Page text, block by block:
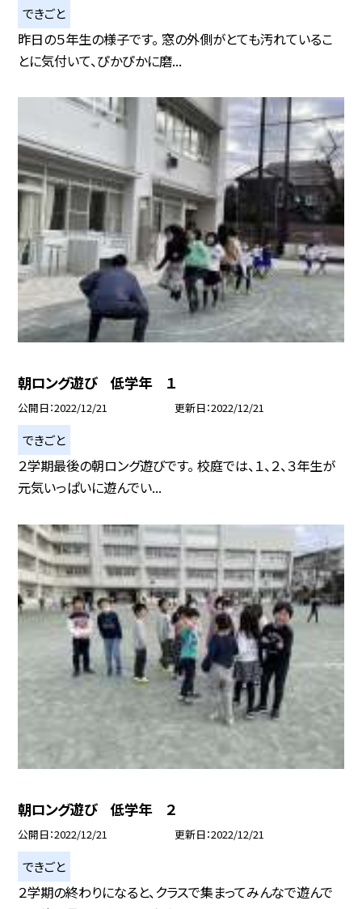
できごと
昨日の５年生の様子です。 窓の外側がとても汚れているこ
とに気付いて、ぴかぴかに磨...
朝ロング遊び 低学年 １
公開日 2022/12/21 更新日 2022/12/21
できごと
２学期最後の朝ロング遊びです。 校庭では、１、２、３年生が
元気いっぱいに遊んでい...
朝ロング遊び 低学年 ２
公開日 2022/12/21 更新日 2022/12/21
できごと
２学期の終わりになると、クラスで集まってみんなで遊んで